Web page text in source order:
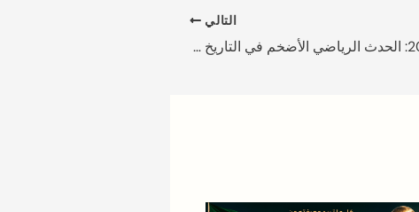
التالي
كأس العالم 2026: الحدث الرياضي الأضخم في التاريخ – كل ما تحتاج معرفته